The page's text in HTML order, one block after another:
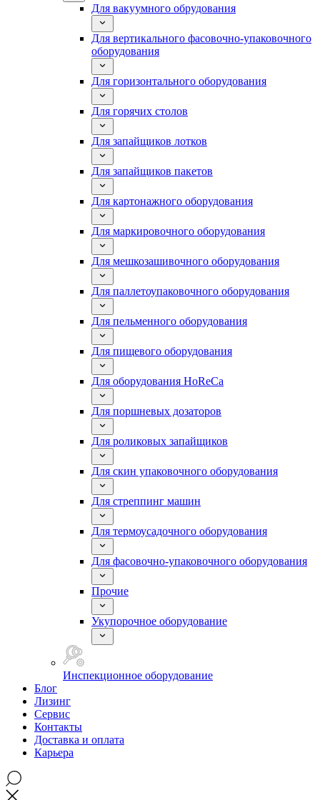
Для вакуумного обрудования
Для вертикального фасовочно-упаковочного
оборудования
Для горизонтального оборудования
Для горячих столов
Для запайщиков лотков
Для запайщиков пакетов
Для картонажного оборудования
Для маркировочного оборудования
Для мешкозашивочного оборудования
Для паллетоупаковочного оборудования
Для пельменного оборудования
Для пищевого оборудования
Для оборудования HoReCa
Для поршневых дозаторов
Для роликовых запайщиков
Для скин упаковочного оборудования
Для стреппинг машин
Для термоусадочного оборудования
Для фасовочно-упаковочного оборудования
Прочие
Укупорочное оборудование
Инспекционное оборудование
Блог
Лизинг
Сервис
Контакты
Доставка и оплата
Карьера